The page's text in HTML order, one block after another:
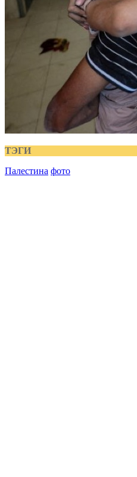
ТЭГИ
Палестина фото